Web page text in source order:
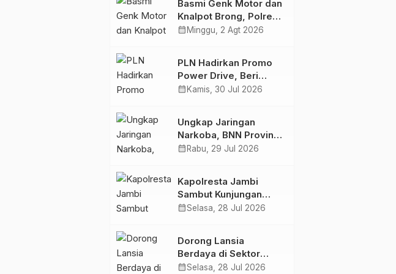
Semakin Skena
Basmi Genk Motor dan
Knalpot Brong, Polres
Tanjab Barat Amankan
calendar_month Minggu, 2 Agt 2026
PLN Hadirkan Promo
Power Drive, Beri
Diskon Tambah Daya
calendar_month Kamis, 30 Jul 2026
Ungkap Jaringan
Narkoba, BNN Provinsi
Jambi dan Bea Cukai
Butir Ekstasi dan 146
Gram Sabu
calendar_month Rabu, 29 Jul 2026
Kapolresta Jambi
Sambut Kunjungan
Ketua dan Pengurus
Kolaborasi
calendar_monthSelasa, 28 Jul 2026
Dorong Lansia
Berdaya di Sektor
Hijau, Pertamina EP
calendar_monthSelasa, 28 Jul 2026